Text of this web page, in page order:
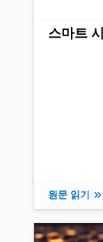
스마트
원문 읽기